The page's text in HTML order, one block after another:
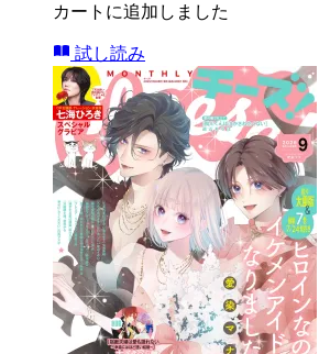
カートに追加しました
試し読み